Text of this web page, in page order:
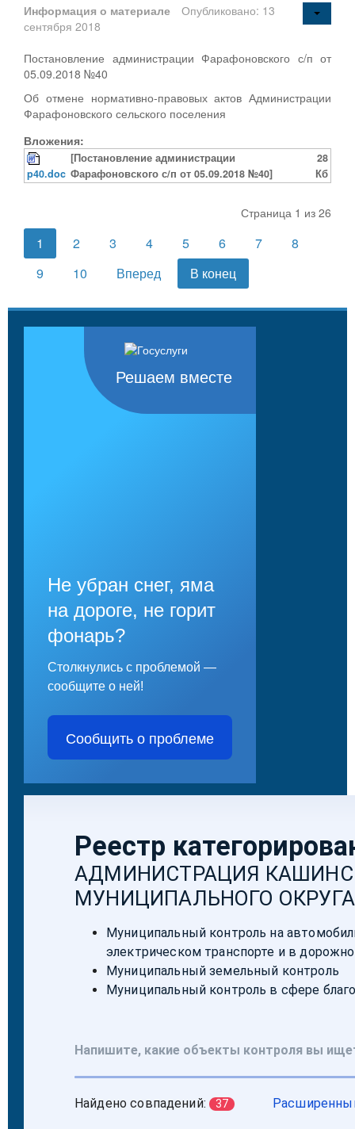
Информация о материале
Опубликовано: 13
сентября 2018
Постановление администрации Фарафоновского с/п от
05.09.2018 №40
Об отмене нормативно-правовых актов Администрации
Фарафоновского сельского поселения
Вложения:
p40.doc
[Постановление администрации
Фарафоновского с/п от 05.09.2018 №40]
28
Кб
Страница 1 из 26
1 2 3 4 5 6 7
8
9
10 Вперед В конец
Решаем вместе
Не убран снег, яма
на дороге, не горит
фонарь?
Столкнулись с проблемой —
сообщите о ней!
Сообщить о проблеме